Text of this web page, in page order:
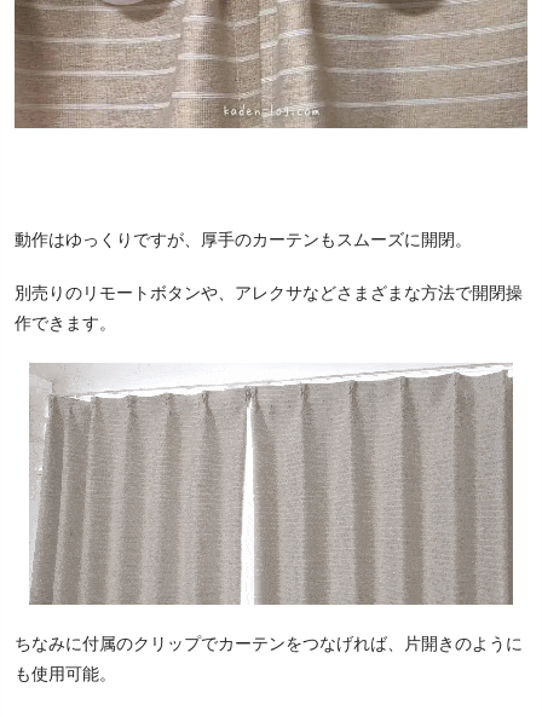
動作はゆっくりですが、厚手のカーテンもスムーズに開閉。
別売りのリモートボタンや、アレクサなどさまざまな方法で開閉操
作できます。
ちなみに付属のクリップでカーテンをつなげれば、片開きのように
も使用可能。